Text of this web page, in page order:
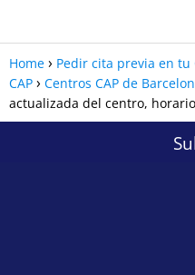
Home
Pedir cita previa en
CAP
Centros CAP de
actualizada del centro,